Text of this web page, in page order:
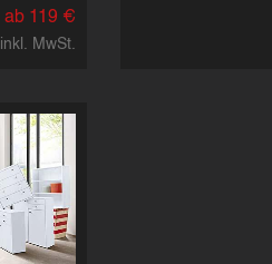
ab 119 €
inkl. MwSt.